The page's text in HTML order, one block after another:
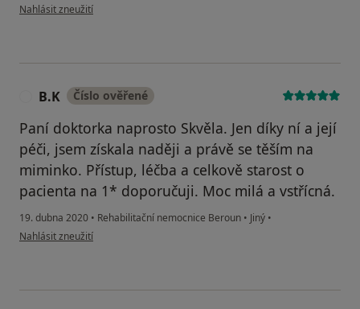
podle názoru uživatele Klára
Nahlásit zneužití
B.K Číslo ověřené
Paní doktorka naprosto Skvěla. Jen díky ní a její
péči, jsem získala naději a právě se těším na
miminko. Přístup, léčba a celkově starost o
pacienta na 1* doporučuji. Moc milá a vstřícná.
19. dubna 2020 • Rehabilitační nemocnice Beroun • Jiný •
podle názoru uživatele B.K
Nahlásit zneužití